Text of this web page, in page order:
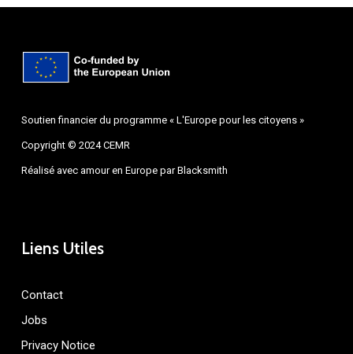
Soutien financier du programme « L'Europe pour les citoyens »
Copyright © 2024 CEMR
Réalisé avec amour en Europe parBlacksmith
Liens Utiles
Contact
Jobs
Privacy Notice